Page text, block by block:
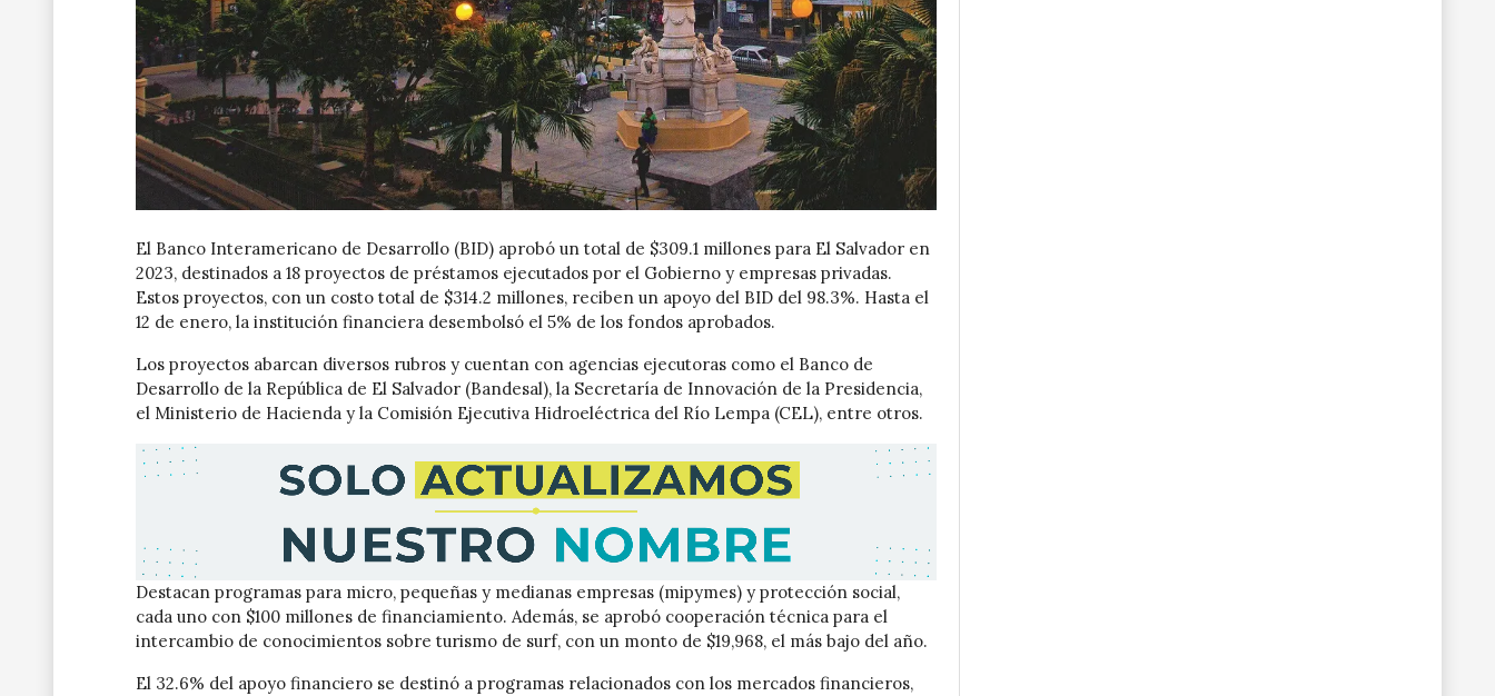
El Banco Interamericano de Desarrollo (BID) aprobó un total de $309.1 millones para El Salvador en
2023, destinados a 18 proyectos de préstamos ejecutados por el Gobierno y empresas privadas.
Estos proyectos, con un costo total de $314.2 millones, reciben un apoyo del BID del 98.3%. Hasta el
12 de enero, la institución financiera desembolsó el 5% de los fondos aprobados.
Los proyectos abarcan diversos rubros y cuentan con agencias ejecutoras como el Banco de
Desarrollo de la República de El Salvador (Bandesal), la Secretaría de Innovación de la Presidencia,
el Ministerio de Hacienda y la Comisión Ejecutiva Hidroeléctrica del Río Lempa (CEL), entre otros.
Destacan programas para micro, pequeñas y medianas empresas (mipymes) y protección social,
cada uno con $100 millones de financiamiento. Además, se aprobó cooperación técnica para el
intercambio de conocimientos sobre turismo de surf, con un monto de $19,968, el más bajo del año.
El 32.6% del apoyo financiero se destinó a programas relacionados con los mercados financieros,